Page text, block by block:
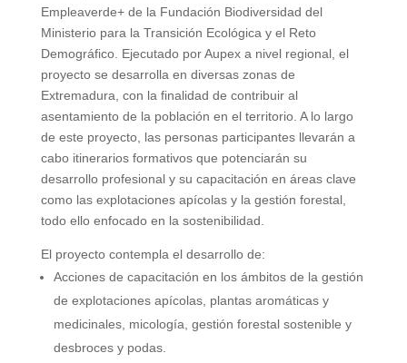
Empleaverde+ de la Fundación Biodiversidad del
Ministerio para la Transición Ecológica y el Reto
Demográfico. Ejecutado por Aupex a nivel regional, el
proyecto se desarrolla en diversas zonas de
Extremadura, con la finalidad de contribuir al
asentamiento de la población en el territorio. A lo largo
de este proyecto, las personas participantes llevarán a
cabo itinerarios formativos que potenciarán su
desarrollo profesional y su capacitación en áreas clave
como las explotaciones apícolas y la gestión forestal,
todo ello enfocado en la sostenibilidad.
El proyecto contempla el desarrollo de:
Acciones de capacitación en los ámbitos de la gestión
de explotaciones apícolas, plantas aromáticas y
medicinales, micología, gestión forestal sostenible y
desbroces y podas.